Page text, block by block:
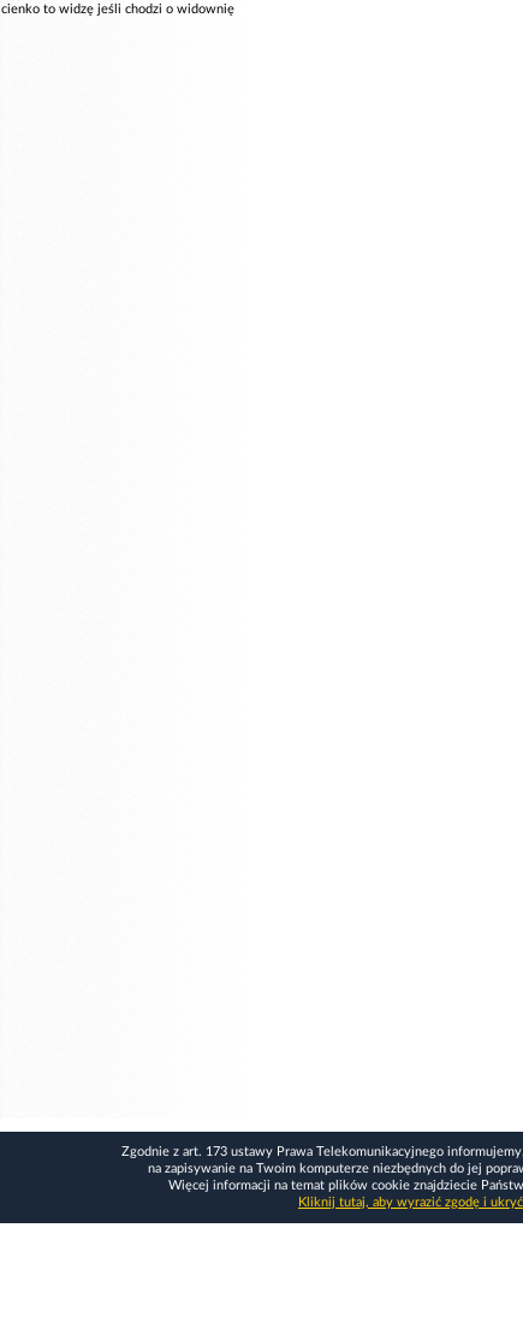
cienko to widzę jeśli chodzi o widownię
Zgodnie z art. 173 ustawy Prawa Telekomunikacyjnego
na zapisywanie na Twoim komputerze niezbędnych do jej
Więcej informacji na temat plików cookie znajdziecie
Kliknij tutaj, aby wyrazić zgodę i